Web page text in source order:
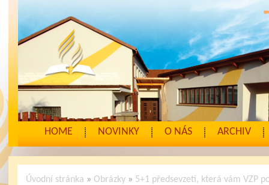
HOME NOVINKY O NÁS ARCHIV
Úvodní stránka » Obrázky » 5+1 předsevzetí, která vám VZP